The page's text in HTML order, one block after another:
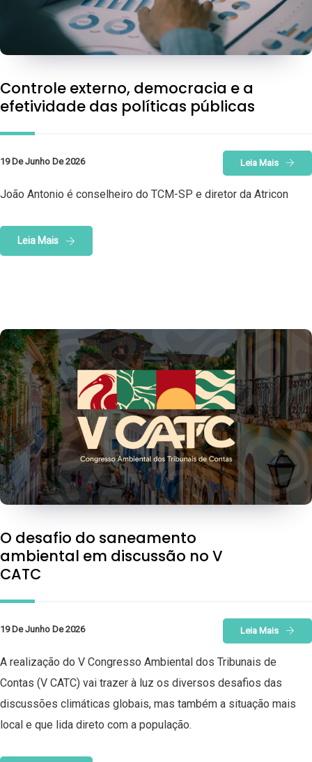
Controle externo, democracia e a
efetividade das políticas públicas
19 De Junho De 2026 Leia Mais
João Antonio é conselheiro do TCM-SP e diretor da Atricon
Leia Mais
O desafio do saneamento
ambiental em discussão no V
CATC
19 De Junho De 2026 Leia Mais
A realização do V Congresso Ambiental dos Tribunais de
Contas (V CATC) vai trazer à luz os diversos desafios das
discussões climáticas globais, mas também a situação mais
local e que lida direto com a população.